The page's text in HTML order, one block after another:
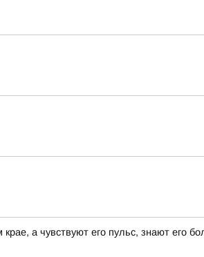
а чувствуют его пульс, знают его